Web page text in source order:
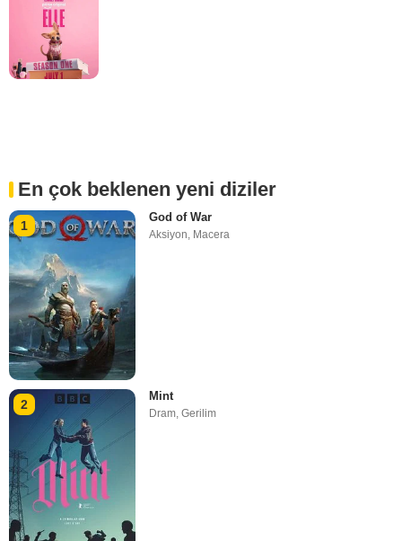
En çok beklenen yeni diziler
1
God of War
Aksiyon, Macera
2
Mint
Dram ,Gerilim